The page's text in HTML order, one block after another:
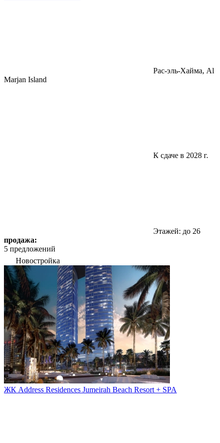
Pac-эль-Хайма, Al
Marjan Island
К сдаче в 2028 г.
Этажей: до 26
продажа:
5 предложений
Новостройка
ЖК Address Residences Jumeirah Beach Resort + SPA